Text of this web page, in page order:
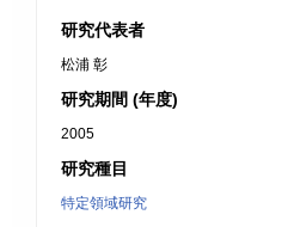
研究代表者
松浦 彰
研究期間 (年度)
2005
研究種目
特定領域研究